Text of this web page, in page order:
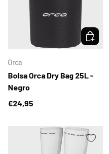
Orca
Bolsa Orca Dry Bag 25L -
Negro
Precio normal
€24,95